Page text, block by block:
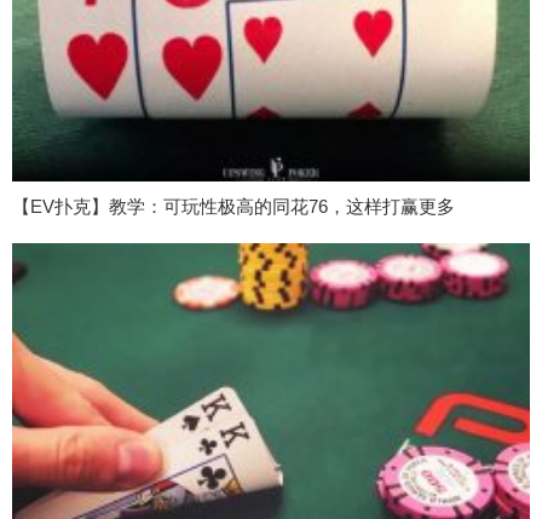
【EV扑克】教学：可玩性极高的同花76，这样打赢更多